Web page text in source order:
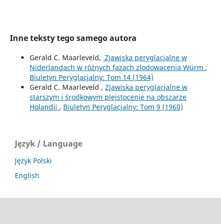
Inne teksty tego samego autora
Gerald C. Maarleveld, Zjawiska peryglacjalne w
Niderlandach w różnych fazach zlodowacenia Würm ,
Biuletyn Peryglacjalny: Tom 14 (1964)
Gerald C. Maarleveld , Zjawiska peryglacjalne w
starszym i środkowym plejstocenie na obszarze
Holandii , Biuletyn Peryglacjalny: Tom 9 (1960)
Język / Language
Język Polski
English